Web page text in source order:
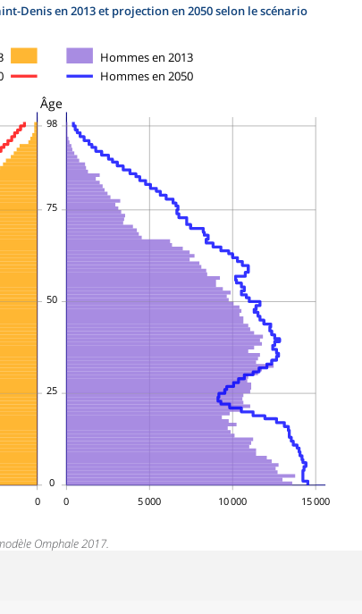
Denis en 2013 et projection en 2050 selon le scénario
0 5 000 10 000 15 000
0
Âge
0
25
50
75
98
Hommes en 2013
Hommes en 2050
Omphale 2017.